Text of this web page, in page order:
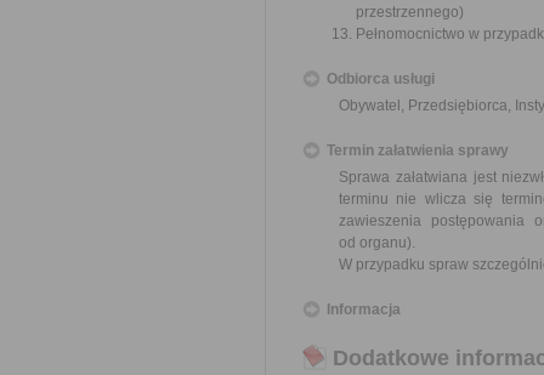
przestrzennego)
Pełnomocnictwo w
Odbiorca usługi
Obywatel, Przedsiębiorca,
Termin załatwienia sprawy
Sprawa załatwiana jest
terminu nie wlicza się
zawieszenia postępowania
od organu).
W przypadku spraw
Informacja
Dodatkowe